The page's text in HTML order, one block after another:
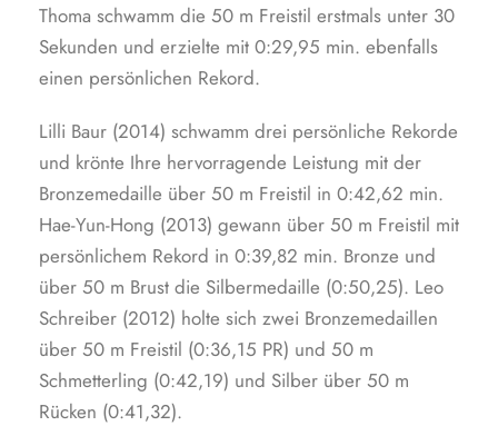
Thoma schwamm die 50 m Freistil erstmals unter 30
Sekunden und erzielte mit 0:29,95 min. ebenfalls
einen persönlichen Rekord.
Lilli Baur (2014) schwamm drei persönliche Rekorde
und krönte Ihre hervorragende Leistung mit der
Bronzemedaille über 50 m Freistil in 0:42,62 min.
Hae-Yun-Hong (2013) gewann über 50 m Freistil mit
persönlichem Rekord in 0:39,82 min. Bronze und
über 50 m Brust die Silbermedaille (0:50,25). Leo
Schreiber (2012) holte sich zwei Bronzemedaillen
über 50 m Freistil (0:36,15 PR) und 50 m
Schmetterling (0:42,19) und Silber über 50 m
Rücken (0:41,32).